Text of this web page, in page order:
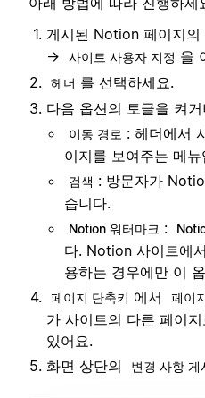
게시된 Notion 페이지의
→ 사이트 사용자 지정 을
헤더 를 선택하세요.
다음 옵션의 토글을 켜
이동 경로 : 헤더에서
이지를 보여주는 메뉴
검색 : 방문자가
습니다.
Notion 워터마크 :
다. Notion 사이트에
용하는 경우에만 이
페이지 단축키 에서 페이
가 사이트의 다른 페이
있어요.
화면 상단의
변경 사항 게